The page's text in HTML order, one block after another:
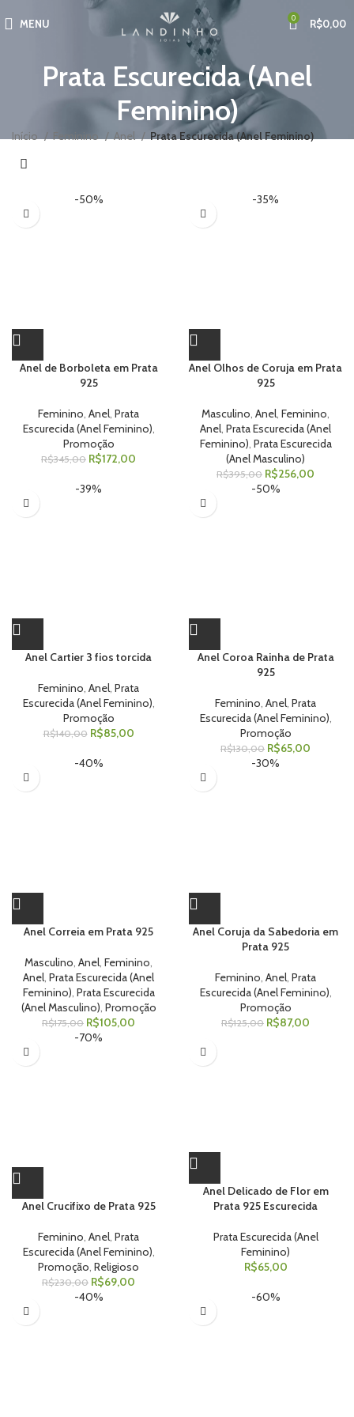
MENU 0 R$0,00
Prata Escurecida (Anel
Feminino)
Início Feminino Anel Prata Escurecida (Anel Feminino)
-50%
Anel de Borboleta em Prata
925
Feminino, Anel, Prata
Escurecida (Anel Feminino),
Promoção
R$345,00 R$172,00
-35%
Anel Olhos de Coruja em Prata
925
Masculino, Anel, Feminino,
Anel, Prata Escurecida (Anel
Feminino), Prata Escurecida
(Anel Masculino)
R$395,00 R$256,00
-39%
Anel Cartier 3 fios torcida
Feminino, Anel, Prata
Escurecida (Anel Feminino),
Promoção
R$140,00 R$85,00
-50%
Anel Coroa Rainha de Prata
925
Feminino, Anel, Prata
Escurecida (Anel Feminino),
Promoção
R$130,00 R$65,00
-40%
Anel Correia em Prata 925
Masculino, Anel, Feminino,
Anel, Prata Escurecida (Anel
Feminino), Prata Escurecida
(Anel Masculino), Promoção
R$175,00 R$105,00
-30%
Anel Coruja da Sabedoria em
Prata 925
Feminino, Anel, Prata
Escurecida (Anel Feminino),
Promoção
R$125,00 R$87,00
-70%
Anel Crucifixo de Prata 925
Feminino, Anel, Prata
Escurecida (Anel Feminino),
Promoção, Religioso
R$230,00 R$69,00
Anel Delicado de Flor em
Prata 925 Escurecida
Prata Escurecida (Anel
Feminino)
R$65,00
-40% -60%